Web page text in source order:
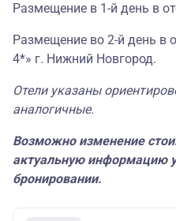
Размещение в 1-й день в
Размещение во 2-й день в
4*» г. Нижний Новгород.
Отели указаны
аналогичные.
Возможно изменение
актуальную информацию
бронировании.